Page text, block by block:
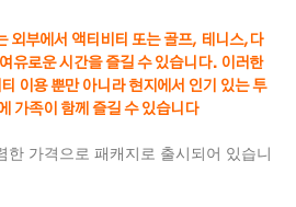
외부에서 액티비티 또는 골프, 테니스,다
유로운 시간을 즐길 수 있습니다. 이러한
이용 뿐만 아니라 현지에서 인기 있는 투
가족이 함께 즐길 수 있습니다
한 가격으로 패캐지로 출시되어 있습니